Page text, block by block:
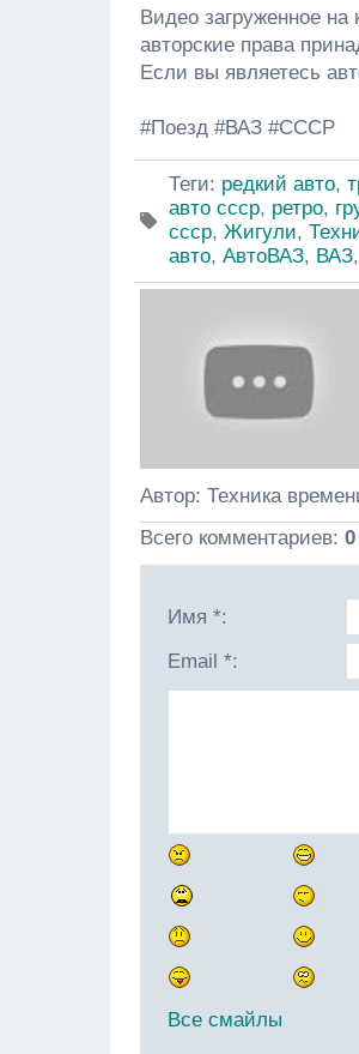
Видео загруженное на
авторские права
Если вы являетесь
#Поезд #ВАЗ #СССР
Теги: редкий авто,
авто ссср, ретро,
ссср, Жигули,
авто, АвтоВАЗ, ВАЗ,
Автор: Техника
Всего комментариев: 0
Имя *:
Email *:
Все смайлы